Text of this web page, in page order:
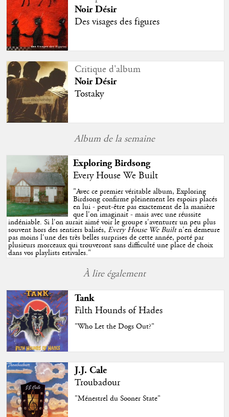
Noir Désir
Des visages des figures
Critique d'album
Noir Désir
Tostaky
Album de la semaine
Exploring Birdsong
Every House We Built
"Avec ce premier véritable album, Exploring
Birdsong confirme pleinement les espoirs placés
en lui - peut-être pas exactement de la manière
que l'on imaginait - mais avec une réussite
indéniable. Si l'on aurait aimé voir le groupe s'aventurer un peu plus
souvent hors des sentiers balisés,Every House We Builtn'en demeure
pas moins l'une des très belles surprises de cette année, porté par
plusieurs morceaux qui trouveront sans difficulté une place de choix
dans vos playlists estivales."
À lire également
Tank
Filth Hounds of Hades
"Who Let the Dogs Out?"
J.J. Cale
Troubadour
"Ménestrel du Sooner State"